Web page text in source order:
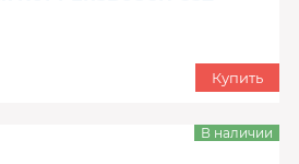
Купить
В наличии